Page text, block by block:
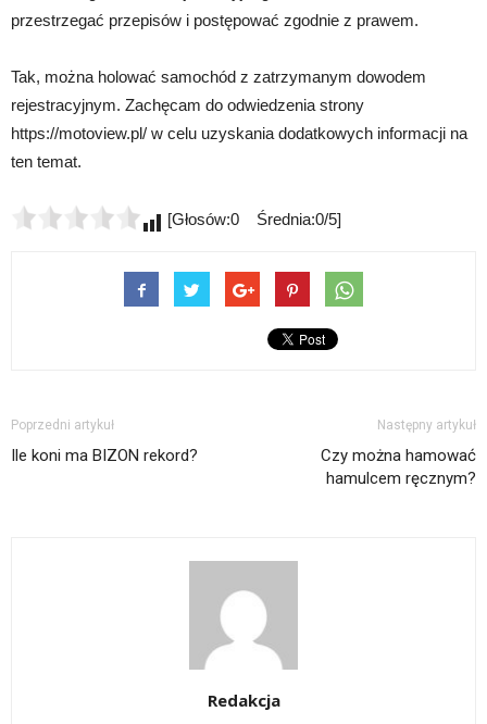
przestrzegać przepisów i postępować zgodnie z prawem.
Tak, można holować samochód z zatrzymanym dowodem
rejestracyjnym. Zachęcam do odwiedzenia strony
https://motoview.pl/ w celu uzyskania dodatkowych informacji na
ten temat.
[Głosów:0 Średnia:0/5]
Poprzedni artykuł
Ile koni ma BIZON rekord?
Następny artykuł
Czy można hamować
hamulcem ręcznym?
Redakcja